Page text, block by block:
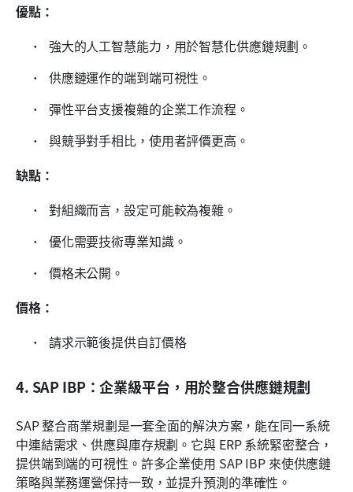
優點：
強大的人工智慧能力，用於智慧化供應鏈規劃。
供應鏈運作的端到端可視性。
彈性平台支援複雜的企業工作流程。
與競爭對手相比，使用者評價更高。
缺點：
對組織而言，設定可能較為複雜。
優化需要技術專業知識。
價格未公開。
價格：
請求示範後提供自訂價格
4. SAP IBP：企業級平台，用於整合供應鏈規劃
SAP 整合商業規劃是一套全面的解決方案，能在同一系統
中連結需求、供應與庫存規劃。它與 ERP 系統緊密整合，
提供端到端的可視性。許多企業使用 SAP IBP 來使供應鏈
策略與業務運營保持一致，並提升預測的準確性。